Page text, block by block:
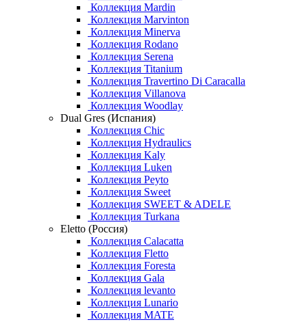
Коллекция Mardin
Коллекция Marvinton
Коллекция Minerva
Коллекция Rodano
Коллекция Serena
Коллекция Titanium
Коллекция Travertino Di Caracalla
Коллекция Villanova
Коллекция Woodlay
Dual Gres (Испания)
Коллекция Chic
Коллекция Hydraulics
Коллекция Kaly
Коллекция Luken
Коллекция Peyto
Коллекция Sweet
Коллекция SWEET & ADELE
Коллекция Turkana
Eletto (Россия)
Коллекция Calacatta
Коллекция Fletto
Коллекция Foresta
Коллекция Gala
Коллекция levanto
Коллекция Lunario
Коллекция MATE